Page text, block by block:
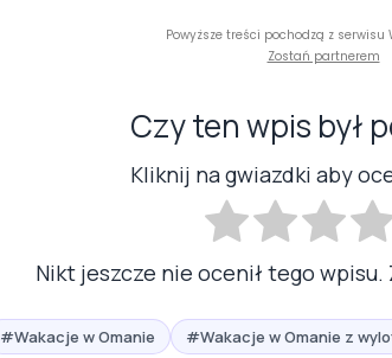
Powyższe treści pochodzą z serwisu
Zostań partnerem
Czy ten wpis był
Kliknij na gwiazdki aby
Nikt jeszcze nie ocenił tego
#Wakacje w Omanie #Wakacje w Omanie z